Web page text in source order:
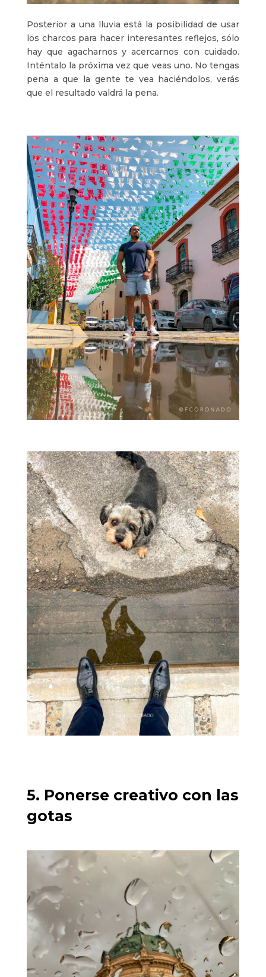
Posterior a una lluvia está la posibilidad de usar
los charcos para hacer interesantes reflejos, sólo
hay que agacharnos y acercarnos con cuidado.
Inténtalo la próxima vez que veas uno. No tengas
pena a que la gente te vea haciéndolos, verás
que el resultado valdrá la pena.
5. Ponerse creativo con las
gotas